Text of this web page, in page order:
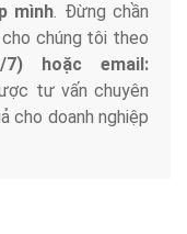
mình. Đừng chần
chúng tôi theo
hoặc email:
tư vấn chuyên
cho doanh nghiệp